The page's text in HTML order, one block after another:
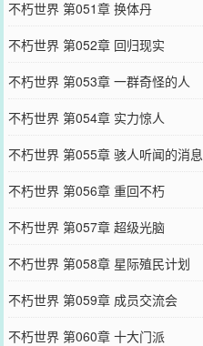
不朽世界 第051章 换体丹
不朽世界 第052章 回归现实
不朽世界 第053章 一群奇怪的人
不朽世界 第054章 实力惊人
不朽世界 第055章 骇人听闻的消息
不朽世界 第056章 重回不朽
不朽世界 第057章 超级光脑
不朽世界 第058章 星际殖民计划
不朽世界 第059章 成员交流会
不朽世界 第060章 十大门派